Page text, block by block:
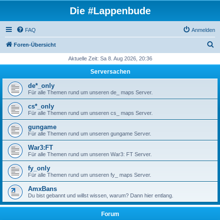
Die #Lappenbude
FAQ Anmelden
Foren-Übersicht
h
Aktuelle Zeit: Sa 8. Aug 2026, 20:36
Serversachen
de*_only
Für alle Themen rund um unseren de_ maps Server.
cs*_only
Für alle Themen rund um unseren cs_ maps Server.
gungame
Für alle Themen rund um unseren gungame Server.
War3:FT
Für alle Themen rund um unseren War3: FT Server.
fy_only
Für alle Themen rund um unseren fy_ maps Server.
AmxBans
Du bist gebannt und willst wissen, warum? Dann hier entlang.
Forum